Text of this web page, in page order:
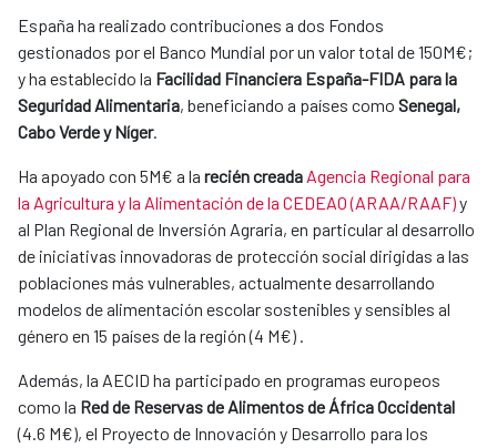
España ha realizado contribuciones a dos Fondos
gestionados por el Banco Mundial por un valor total de 150M€;
y ha establecido la Facilidad Financiera España-FIDA para la
Seguridad Alimentaria, beneficiando a países como Senegal,
Cabo Verde y Níger.
Ha apoyado con 5M€ a la recién creada Agencia Regional para
la Agricultura y la Alimentación de la CEDEAO (ARAA/RAAF)y
al Plan Regional de Inversión Agraria, en particular al desarrollo
de iniciativas innovadoras de protección social dirigidas a las
poblaciones más vulnerables, actualmente desarrollando
modelos de alimentación escolar sostenibles y sensibles al
género en 15 países de la región (4 M€) .
Además, la AECID ha participado en programas europeos
como la Red de Reservas de Alimentos de África Occidental
(4.6 M€), el Proyecto de Innovación y Desarrollo para los